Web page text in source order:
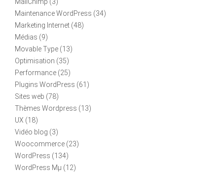
Maintenance WordPress (34)
Marketing Internet (48)
Médias (9)
Movable Type (13)
Optimisation (35)
Performance (25)
Plugins WordPress (61)
Sites web (78)
Thèmes Wordpress (13)
UX (18)
Vidéo blog (3)
Woocommerce (23)
WordPress (134)
WordPress Mµ (12)